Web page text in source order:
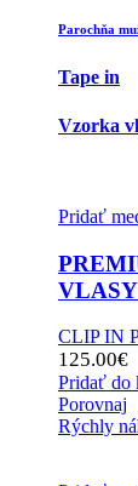
Parochňa
Tape in
Vzorka
Pridať
CLIP IN
125.00€
Pridať do
Porovnaj
Rýchly